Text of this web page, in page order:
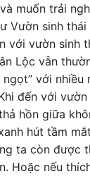
muốn trải
Vườn sinh thái
với vườn sinh
Lộc vẫn
ngọt” với
đến với vườn
hồn giữa
hút tầm
ta còn được
Hoặc nếu